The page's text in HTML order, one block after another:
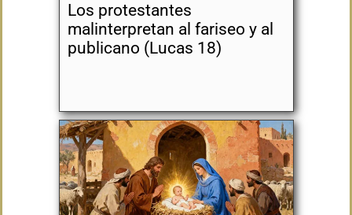
Los protestantes
malinterpretan al fariseo y al
publicano (Lucas 18)